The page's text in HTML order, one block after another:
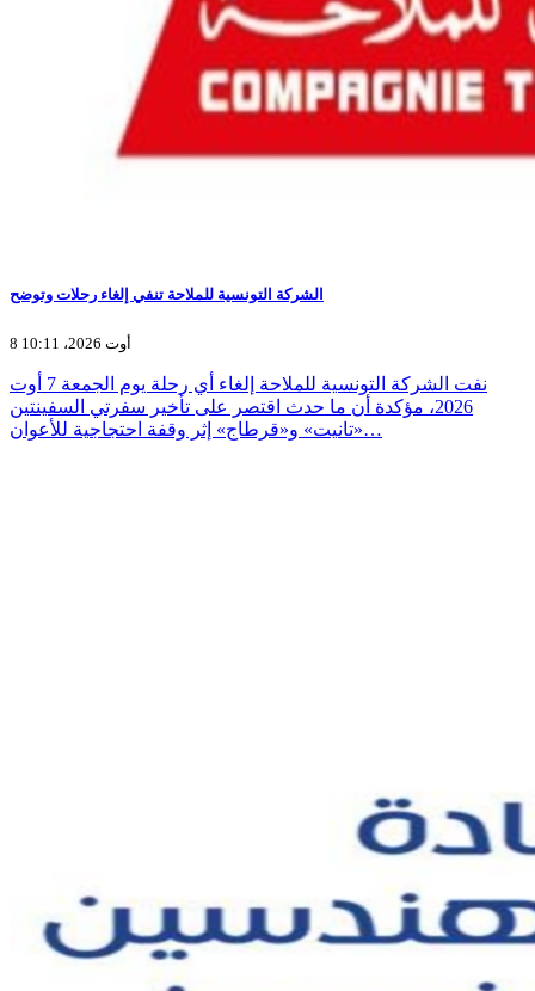
الشركة التونسية للملاحة تنفي إلغاء رحلات وتوضح
8 أوت 2026، 10:11
نفت الشركة التونسية للملاحة إلغاء أي رحلة يوم الجمعة 7 أوت
2026، مؤكدة أن ما حدث اقتصر على تأخير سفرتي السفينتين
«تانيت» و«قرطاج» إثر وقفة احتجاجية للأعوان…